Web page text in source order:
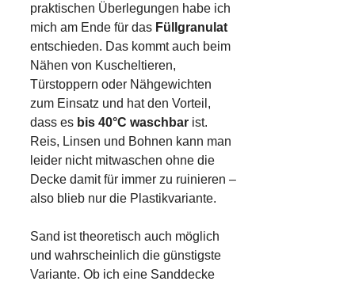
praktischen Überlegungen habe ich
mich am Ende für das Füllgranulat
entschieden. Das kommt auch beim
Nähen von Kuscheltieren,
Türstoppern oder Nähgewichten
zum Einsatz und hat den Vorteil,
dass es bis 40°C waschbar ist.
Reis, Linsen und Bohnen kann man
leider nicht mitwaschen ohne die
Decke damit für immer zu ruinieren –
also blieb nur die Plastikvariante.
Sand ist theoretisch auch möglich
und wahrscheinlich die günstigste
Variante. Ob ich eine Sanddecke